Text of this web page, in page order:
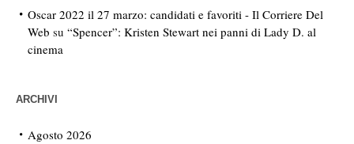
Oscar 2022 il 27 marzo: candidati e favoriti - Il Corriere Del
Web su “Spencer”: Kristen Stewart nei panni di Lady D. al
cinema
ARCHIVI
Agosto 2026